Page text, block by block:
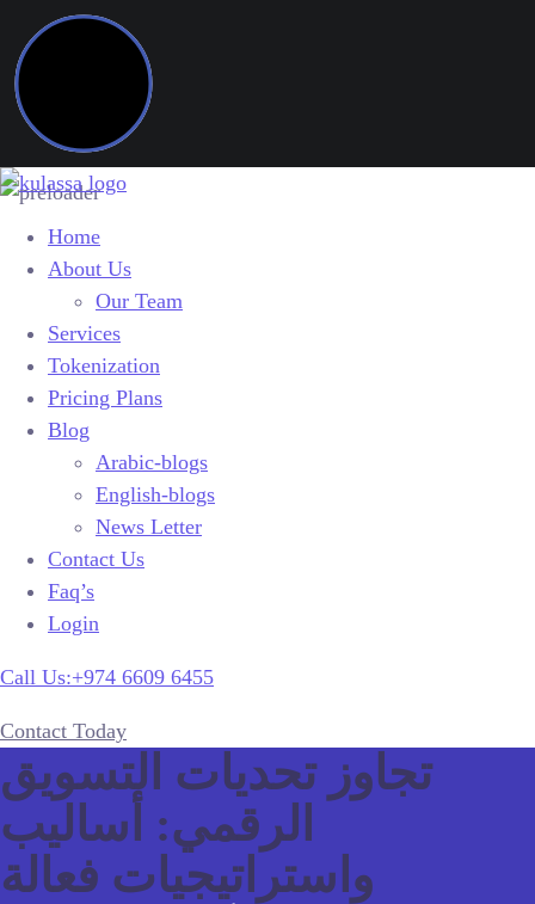
Home
About Us
Our Team
Services
Tokenization
Pricing Plans
Blog
Arabic-blogs
English-blogs
News Letter
Contact Us
Faq’s
Login
Call Us:+974 6609 6455
Contact Today
تجاوز تحديات التسويق
الرقمي: أساليب
واستراتيجيات فعالة